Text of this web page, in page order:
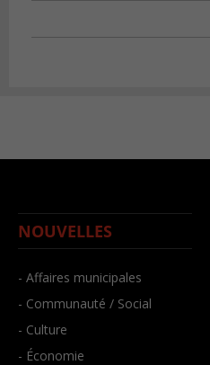
NOUVELLES
- Affaires municipales
- Communauté / Social
- Culture
- Économie